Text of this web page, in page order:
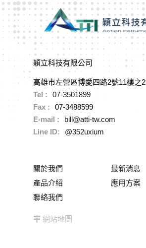
穎立科技有限公司
高雄市左營區博愛四路2號11樓之2
Tel :
07-3501899
Fax :
07-3488599
E-mail :
bill@atti-tw.com
Line ID:
@352uxium
關於我們
最新消息
產品介紹
應用方案
聯絡我們
網站地圖